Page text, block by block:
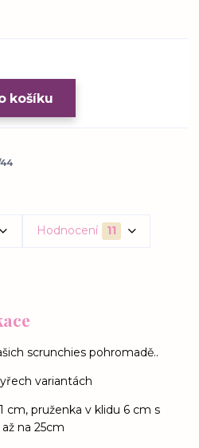
košíku
44
Hodnocení 11
scrunchies pohromadě..
variantách
cm, pruženka v klidu 6 cm s
na 25cm